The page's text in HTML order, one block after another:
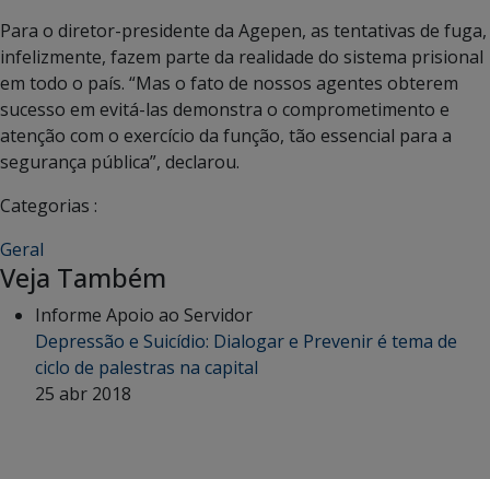
Para o diretor-presidente da Agepen, as tentativas de fuga,
infelizmente, fazem parte da realidade do sistema prisional
em todo o país. “Mas o fato de nossos agentes obterem
sucesso em evitá-las demonstra o comprometimento e
atenção com o exercício da função, tão essencial para a
segurança pública”, declarou.
Categorias :
Geral
Veja Também
Informe Apoio ao Servidor
Depressão e Suicídio: Dialogar e Prevenir é tema de
ciclo de palestras na capital
25 abr 2018